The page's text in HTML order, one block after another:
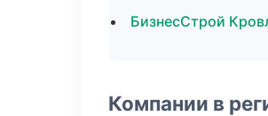
БизнесСтрой
Компании в